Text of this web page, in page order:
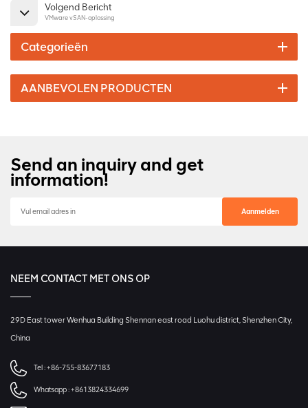
Volgend Bericht
VMware vSAN-oplossing
Categorieën
AANBEVOLEN PRODUCTEN
Send an inquiry and get
information!
NEEM CONTACT MET ONS OP
29D East tower Wenhua Building Shennan east road Luohu district, Shenzhen City,
China
Tel :+86-755-83677183
Whatsapp :+8613824334699